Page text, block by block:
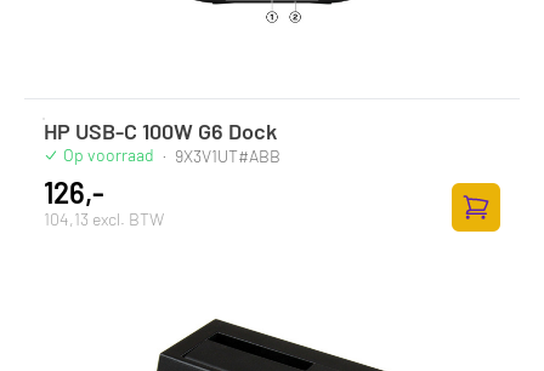
HP USB-C 100W G6 Dock
Op voorraad · 9X3V1UT#ABB
126,-
104,13 excl. BTW